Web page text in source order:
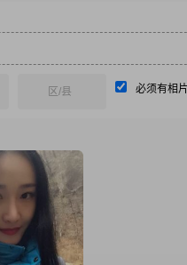
区/县 必须有相片